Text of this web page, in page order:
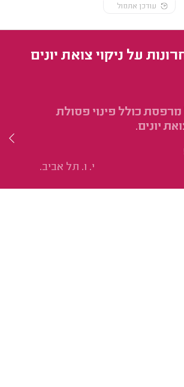
עודכן אתמול
על ניקוי צואת יונים
מרפסת כולל פינוי פסולת
יונים.
י. ו. תל אביב.